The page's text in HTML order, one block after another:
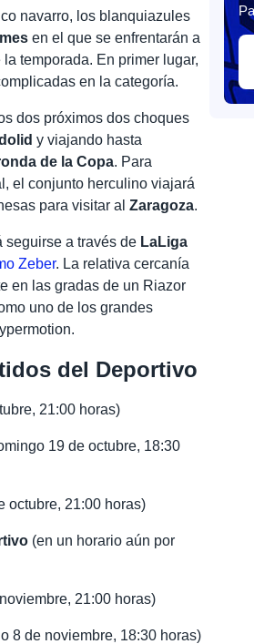
navarro, los blanquiazules
en el que se enfrentarán a
temporada. En primer lugar,
en la categoría.
dos próximos dos choques
y viajando hasta
de la Copa. Para
el conjunto herculino viajará
para visitar alZaragoza.
seguirse a través de LaLiga
Zeber. La relativa cercanía
en las gradas de un Riazor
uno de los grandes
del Deportivo
21:00 horas)
19 de octubre, 18:30
octubre, 21:00 horas)
(en un horario aún por
21:00 horas)
8 de noviembre, 18:30 horas)